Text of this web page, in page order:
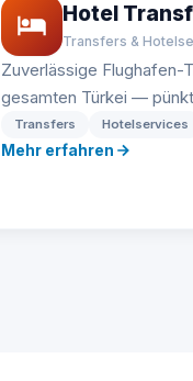
Hotel
Transfers &
Zuverlässige Flughafen-
gesamten Türkei —
Transfers Hotelservices
Mehr erfahren